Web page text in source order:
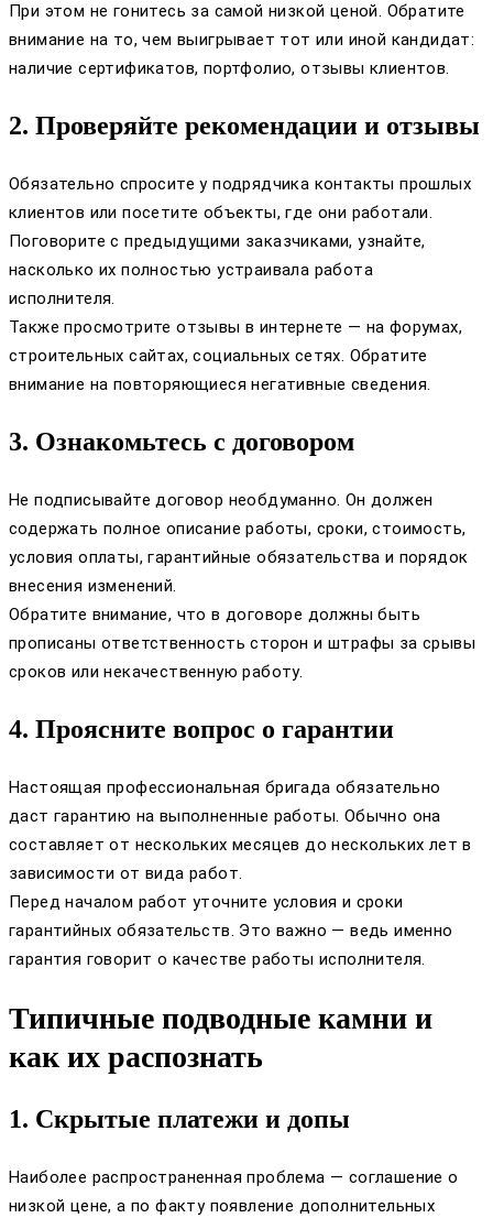
При этом не гонитесь за самой низкой ценой. Обратите
внимание на то, чем выигрывает тот или иной кандидат:
наличие сертификатов, портфолио, отзывы клиентов.
2. Проверяйте рекомендации и отзывы
Обязательно спросите у подрядчика контакты прошлых
клиентов или посетите объекты, где они работали.
Поговорите с предыдущими заказчиками, узнайте,
насколько их полностью устраивала работа
исполнителя.
Также просмотрите отзывы в интернете — на форумах,
строительных сайтах, социальных сетях. Обратите
внимание на повторяющиеся негативные сведения.
3. Ознакомьтесь с договором
Не подписывайте договор необдуманно. Он должен
содержать полное описание работы, сроки, стоимость,
условия оплаты, гарантийные обязательства и порядок
внесения изменений.
Обратите внимание, что в договоре должны быть
прописаны ответственность сторон и штрафы за срывы
сроков или некачественную работу.
4. Проясните вопрос о гарантии
Настоящая профессиональная бригада обязательно
даст гарантию на выполненные работы. Обычно она
составляет от нескольких месяцев до нескольких лет в
зависимости от вида работ.
Перед началом работ уточните условия и сроки
гарантийных обязательств. Это важно — ведь именно
гарантия говорит о качестве работы исполнителя.
Типичные подводные камни и
как их распознать
1. Скрытые платежи и допы
Наиболее распространенная проблема — соглашение о
низкой цене, а по факту появление дополнительных